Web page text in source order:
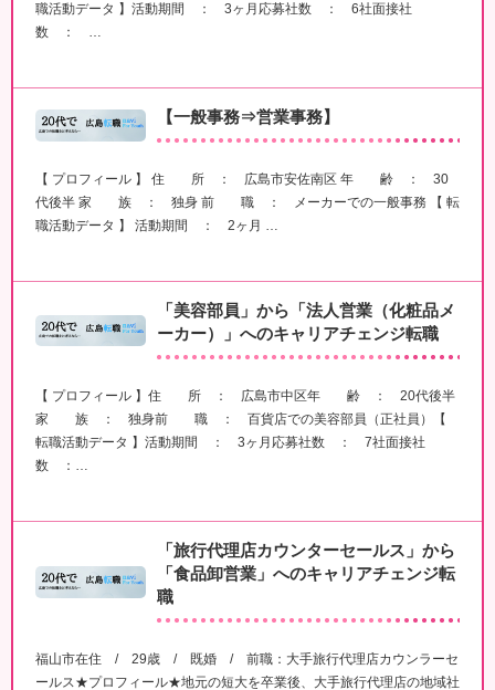
職活動データ 】活動期間 ： 3ヶ月応募社数 ： 6社面接社
数 ： …
【一般事務⇒営業事務】
【 プロフィール 】 住 所 ： 広島市安佐南区 年 齢 ： 30
代後半 家 族 ： 独身 前 職 ： メーカーでの一般事務 【 転
職活動データ 】 活動期間 ： 2ヶ月 …
「美容部員」から「法人営業（化粧品メ
ーカー）」へのキャリアチェンジ転職
【 プロフィール 】住 所 ： 広島市中区年 齢 ： 20代後半
家 族 ： 独身前 職 ： 百貨店での美容部員（正社員）【
転職活動データ 】活動期間 ： 3ヶ月応募社数 ： 7社面接社
数 ：…
「旅行代理店カウンターセールス」から
「食品卸営業」へのキャリアチェンジ転
職
福山市在住 / 29歳 / 既婚 / 前職：大手旅行代理店カウンラーセ
ールス★プロフィール★地元の短大を卒業後、大手旅行代理店の地域社